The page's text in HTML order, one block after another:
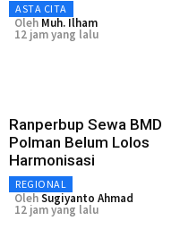
ASTA CITA
Oleh Muh. Ilham
12 jam yang lalu
Ranperbup Sewa BMD
Polman Belum Lolos
Harmonisasi
REGIONAL
OlehSugiyanto Ahmad
12 jam yang lalu